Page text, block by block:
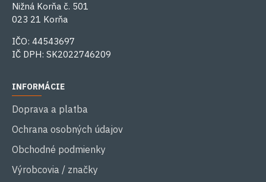
Nižná Korňa č. 501
023 21 Korňa
IČO: 44543697
IČ DPH: SK2022746209
INFORMÁCIE
Doprava a platba
Ochrana osobných údajov
Obchodné podmienky
Výrobcovia / značky